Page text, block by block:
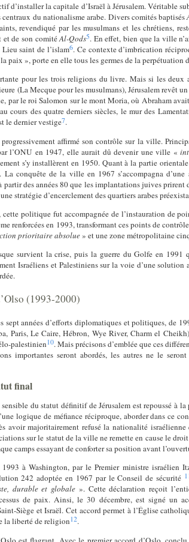
d’installer la capitale d’Israël à Jérusalem. Véritable
du nationalisme arabe. Divers comités baptisés
revendiqué par les musulmans et les chrétiens,
et de son comitéAl-Qods5. En effet, bien que la ville
saint de l’islam6. Ce contexte d’imbrication
paix », porte en elle tous les germes de la perpétuation
pour les trois religions du livre. Mais si les deux
(La Mecque pour les musulmans), Jérusalem revêt
par le roi Salomon sur le mont Moria, où Abraham
cours des quatre derniers siècles, le mur des
le dernier vestige7.
affirmé son contrôle sur la ville.
l’ONU en 1947, elle aurait dû devenir une ville «
s’y installèrent en 1950. Quant à la partie
La conquête de la ville en 1967 s’accompagna
partir des années 80 que les implantations juives
stratégie d’encerclement des quartiers arabes
cette politique fut accompagnée de l’instauration de
renforcées en 1993, transformant ces points de
prioritaire absolue» et une zone métropolitaine
survient la crise, puis la guerre du Golfe en 1991
Israéliens et Palestiniens sur la voie d’une
(1993-2000)
sept années d’efforts diplomatiques et politiques, de
Paris, Le Caire, Hébron, Wye River, Charm el
palestinien10. Mais précisons d’emblée que ces
importantes seront abordés, les autres ne le
final
du statut définitif de Jérusalem est repoussé à
logique de méfiance réciproque, aborder dans ce
avoir majoritairement refusé la nationalité
sur le statut de la ville ne remette en cause le
camps essayant de conforter sa position avant
à Washington, par le Premier ministre israélien
242 adoptée en 1967 par le Conseil de sécurité
durable et globale ». Cette déclaration reçoit
de paix. Ainsi, le 30 décembre, est signé un
Siège et Israël. Cet accord permet à l’Église
la liberté de religion12.